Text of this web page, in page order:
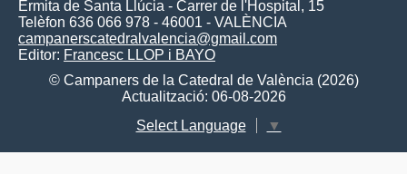
Ermita de Santa Llúcia - Carrer de l'Hospital, 15
Telèfon 636 066 978 - 46001 - VALÈNCIA
campanerscatedralvalencia@gmail.com
Editor: Francesc LLOP i BAYO
© Campaners de la Catedral de València (2026)
Actualització: 06-08-2026
Select Language
▼